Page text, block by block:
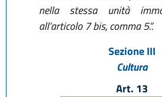
nella stessa unità
all’articolo 7 bis, comma 5.”.
Sezione III
Cultura
Art. 13